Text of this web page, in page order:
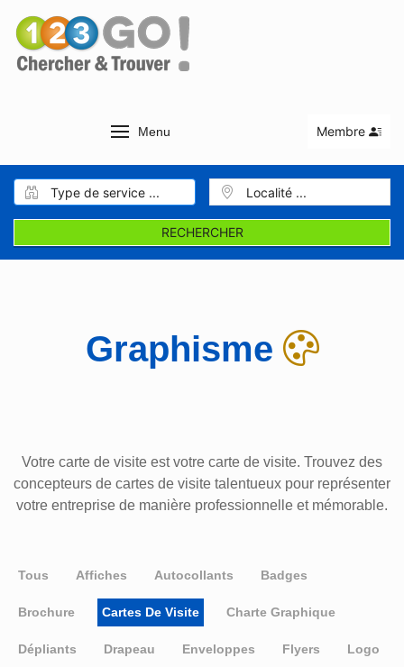
Menu Membre
RECHERCHER
Graphisme
Votre carte de visite est votre carte de visite. Trouvez des
concepteurs de cartes de visite talentueux pour représenter
votre entreprise de manière professionnelle et mémorable.
Tous Affiches Autocollants Badges
Brochure Cartes De Visite Charte Graphique
Dépliants Drapeau Enveloppes Flyers Logo